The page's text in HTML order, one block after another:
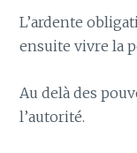
L’ardente
ensuite vivre la
Au delà des
l’autorité.